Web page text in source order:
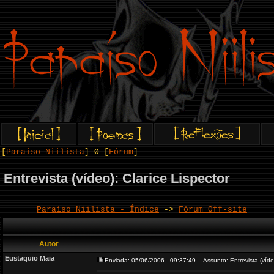
Paraíso Niilista ] Ø [ Fórum
Entrevista (vídeo): Clarice Lispector
Paraíso Niilista - Índice -> Fórum Off-site
Autor
Eustaquio Maia Enviada: 05/06/2006 - 09:37:49 Assunto: Entrevista